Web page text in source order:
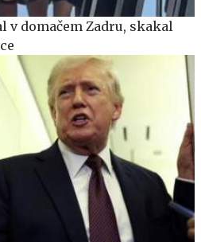
v domačem Zadru, skakal